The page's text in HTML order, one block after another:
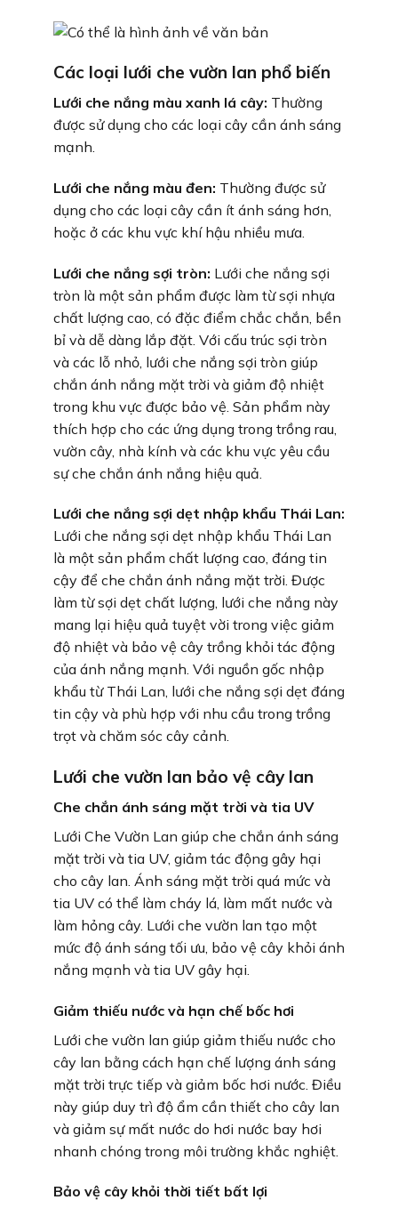
Các loại lưới che vườn lan phổ biến
Lưới che nắng màu xanh lá cây: Thường
được sử dụng cho các loại cây cần ánh sáng
mạnh.
Lưới che nắng màu đen: Thường được sử
dụng cho các loại cây cần ít ánh sáng hơn,
hoặc ở các khu vực khí hậu nhiều mưa.
Lưới che nắng sợi tròn: Lưới che nắng sợi
tròn là một sản phẩm được làm từ sợi nhựa
chất lượng cao, có đặc điểm chắc chắn, bền
bỉ và dễ dàng lắp đặt. Với cấu trúc sợi tròn
và các lỗ nhỏ, lưới che nắng sợi tròn giúp
chắn ánh nắng mặt trời và giảm độ nhiệt
trong khu vực được bảo vệ. Sản phẩm này
thích hợp cho các ứng dụng trong trồng rau,
vườn cây, nhà kính và các khu vực yêu cầu
sự che chắn ánh nắng hiệu quả.
Lưới che nắng sợi dẹt nhập khẩu Thái Lan:
Lưới che nắng sợi dẹt nhập khẩu Thái Lan
là một sản phẩm chất lượng cao, đáng tin
cậy để che chắn ánh nắng mặt trời. Được
làm từ sợi dẹt chất lượng, lưới che nắng này
mang lại hiệu quả tuyệt vời trong việc giảm
độ nhiệt và bảo vệ cây trồng khỏi tác động
của ánh nắng mạnh. Với nguồn gốc nhập
khẩu từ Thái Lan, lưới che nắng sợi dẹt đáng
tin cậy và phù hợp với nhu cầu trong trồng
trọt và chăm sóc cây cảnh.
Lưới che vườn lan bảo vệ cây lan
Che chắn ánh sáng mặt trời và tia UV
Lưới Che Vườn Lan giúp che chắn ánh sáng
mặt trời và tia UV, giảm tác động gây hại
cho cây lan. Ánh sáng mặt trời quá mức và
tia UV có thể làm cháy lá, làm mất nước và
làm hỏng cây. Lưới che vườn lan tạo một
mức độ ánh sáng tối ưu, bảo vệ cây khỏi ánh
nắng mạnh và tia UV gây hại.
Giảm thiếu nước và hạn chế bốc hơi
Lưới che vườn lan giúp giảm thiếu nước cho
cây lan bằng cách hạn chế lượng ánh sáng
mặt trời trực tiếp và giảm bốc hơi nước. Điều
này giúp duy trì độ ẩm cần thiết cho cây lan
và giảm sự mất nước do hơi nước bay hơi
nhanh chóng trong môi trường khắc nghiệt.
Bảo vệ cây khỏi thời tiết bất lợi